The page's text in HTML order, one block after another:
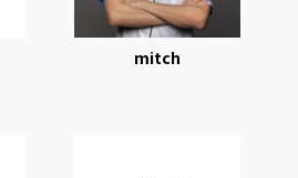
mitch